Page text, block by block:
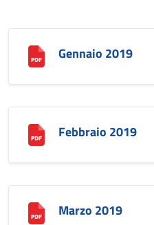
Gennaio 2019
Febbraio 2019
Marzo 2019